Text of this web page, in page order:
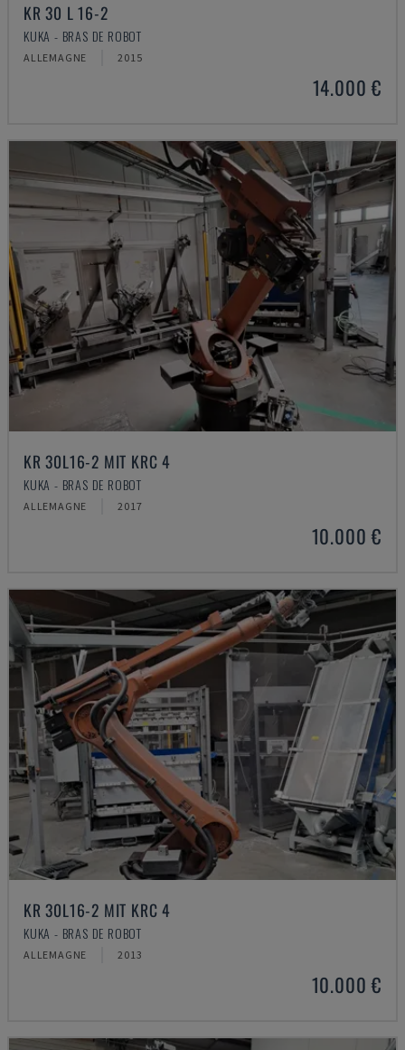
KR 30 L 16-2
KUKA - BRAS DE ROBOT
ALLEMAGNE 2015
14.000 €
KR 30L16-2 MIT KRC 4
KUKA - BRAS DE ROBOT
ALLEMAGNE 2017
10.000 €
KR 30L16-2 MIT KRC 4
KUKA - BRAS DE ROBOT
ALLEMAGNE 2013
10.000 €